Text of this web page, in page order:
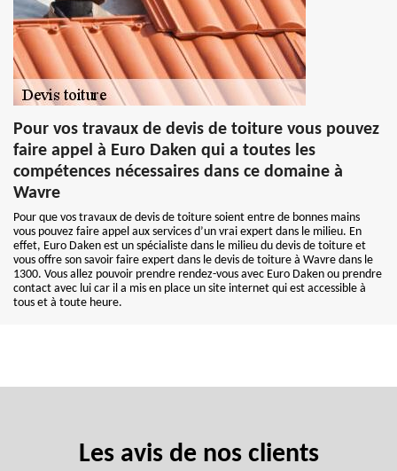
Pour vos travaux de devis de toiture vous pouvez
faire appel à Euro Daken qui a toutes les
compétences nécessaires dans ce domaine à
Wavre
Pour que vos travaux de devis de toiture soient entre de bonnes mains
vous pouvez faire appel aux services d’un vrai expert dans le milieu. En
effet, Euro Daken est un spécialiste dans le milieu du devis de toiture et
vous offre son savoir faire expert dans le devis de toiture à Wavre dans le
1300. Vous allez pouvoir prendre rendez-vous avec Euro Daken ou prendre
contact avec lui car il a mis en place un site internet qui est accessible à
tous et à toute heure.
Les avis de nos clients